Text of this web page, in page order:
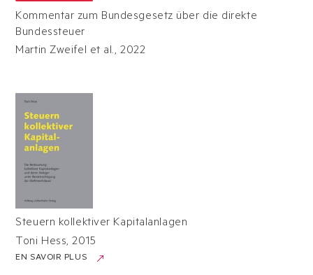
Kommentar zum Bundesgesetz über die direkte
Bundessteuer
Martin Zweifel et al.,2022
Steuern kollektiver Kapitalanlagen
Toni Hess,2015
EN SAVOIR PLUS